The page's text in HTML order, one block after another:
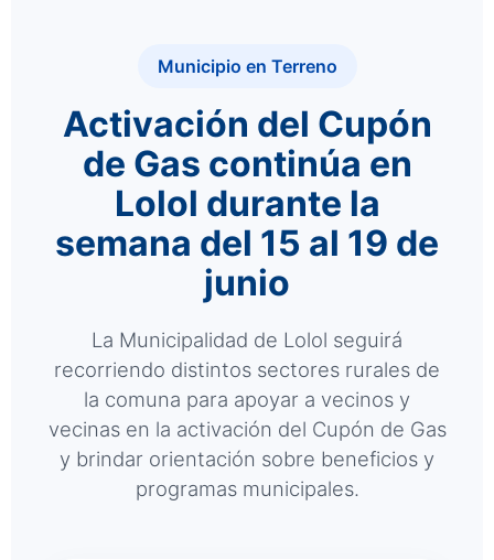
Municipio en Terreno
Activación del Cupón
de Gas continúa en
Lolol durante la
semana del 15 al 19 de
junio
La Municipalidad de Lolol seguirá
recorriendo distintos sectores rurales de
la comuna para apoyar a vecinos y
vecinas en la activación del Cupón de Gas
y brindar orientación sobre beneficios y
programas municipales.